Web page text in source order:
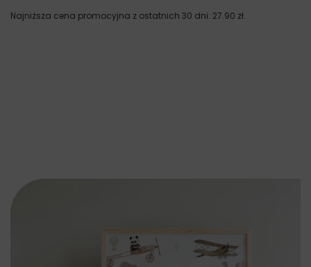
Najniższa cena promocyjna z ostatnich 30 dni: 27.90 zł.